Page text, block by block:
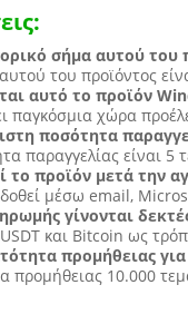
σήμα αυτού
του προϊόντος
αυτό το προϊόν
παγκόσμια χώρα
ποσότητα
παραγγελίας είναι 5
το προϊόν μετά την
μέσω email,
γίνονται
και Bitcoin ως
προμήθειας
προμήθειας 10.000